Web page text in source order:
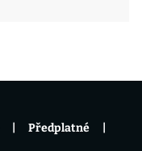
Předplatné